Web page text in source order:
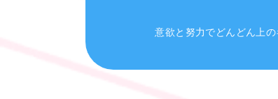
意欲と努力でどんどん上の